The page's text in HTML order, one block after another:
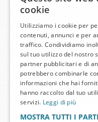
cookie
Utilizziamo i cookie per
contenuti, annunci e per
traffico. Condividiamo
sul tuo utilizzo del nostro
partner pubblicitari e di
potrebbero combinarle
informazioni che hai
hanno raccolto dal tuo
servizi. Leggi di più
MOSTRA TUTTI I